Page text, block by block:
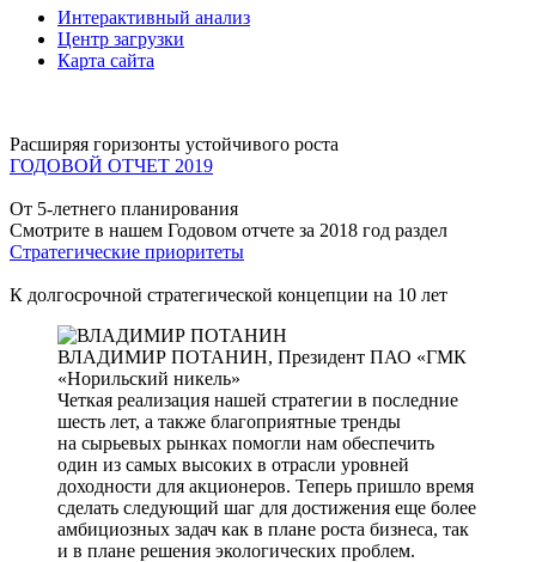
Интерактивный анализ
Центр загрузки
Карта сайта
Расширяя горизонты устойчивого роста
ГОДОВОЙ ОТЧЕТ 2019
От 5-летнего планирования
Смотрите в нашем Годовом отчете за 2018 год раздел
Стратегические приоритеты
К долгосрочной стратегической концепции на 10 лет
ВЛАДИМИР ПОТАНИН, Президент ПАО «ГМК
«Норильский никель»
Четкая реализация нашей стратегии в последние
шесть лет, а также благоприятные тренды
на сырьевых рынках помогли нам обеспечить
один из самых высоких в отрасли уровней
доходности для акционеров. Теперь пришло время
сделать следующий шаг для достижения еще более
амбициозных задач как в плане роста бизнеса, так
и в плане решения экологических проблем.